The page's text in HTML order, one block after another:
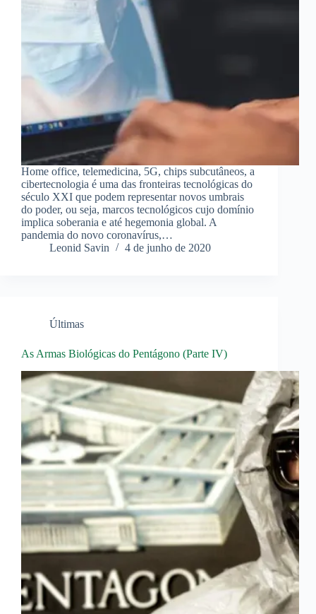
Home office, telemedicina, 5G, chips subcutâneos, a
cibertecnologia é uma das fronteiras tecnológicas do
século XXI que podem representar novos umbrais
do poder, ou seja, marcos tecnológicos cujo domínio
implica soberania e até hegemonia global. A
pandemia do novo coronavírus,…
Leonid Savin
4 de junho de 2020
Últimas
As Armas Biológicas do Pentágono (Parte IV)